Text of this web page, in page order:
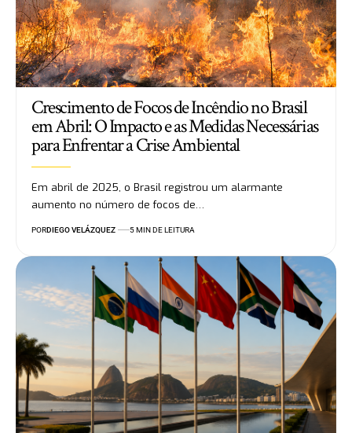
Crescimento de Focos de Incêndio no Brasil
em Abril: O Impacto e as Medidas Necessárias
para Enfrentar a Crise Ambiental
Em abril de 2025, o Brasil registrou um alarmante
aumento no número de focos de…
PORDIEGO VELÁZQUEZ 5 MIN DE LEITURA